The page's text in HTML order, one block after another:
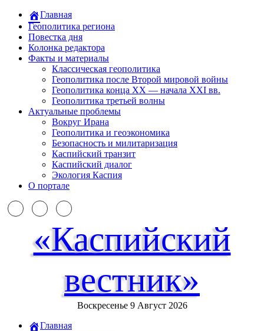
Главная
Геополитика региона
Повестка дня
Колонка редактора
Факты и материалы
Классическая геополитика
Геополитика после Второй мировой войны
Геополитика конца XX — начала XXI вв.
Геополитика третьей волны
Актуальные проблемы
Вокруг Ирана
Геополитика и геоэкономика
Безопасность и милитаризация
Каспийский транзит
Каспийский диалог
Экология Каспия
О портале
«Каспийский
вестник»
Воскресенье 9 Август 2026
Главная